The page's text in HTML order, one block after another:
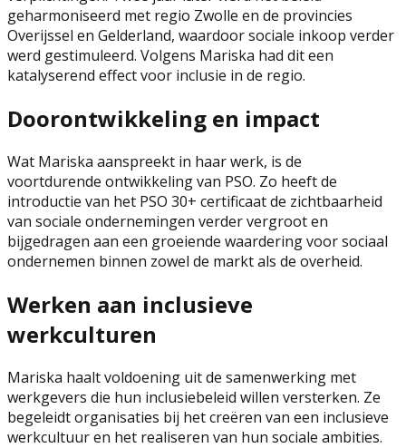
geharmoniseerd met regio Zwolle en de provincies
Overijssel en Gelderland, waardoor sociale inkoop verder
werd gestimuleerd. Volgens Mariska had dit een
katalyserend effect voor inclusie in de regio.
Doorontwikkeling en impact
Wat Mariska aanspreekt in haar werk, is de
voortdurende ontwikkeling van PSO. Zo heeft de
introductie van het PSO 30+ certificaat de zichtbaarheid
van sociale ondernemingen verder vergroot en
bijgedragen aan een groeiende waardering voor sociaal
ondernemen binnen zowel de markt als de overheid.
Werken aan inclusieve
werkculturen
Mariska haalt voldoening uit de samenwerking met
werkgevers die hun inclusiebeleid willen versterken. Ze
begeleidt organisaties bij het creëren van een inclusieve
werkcultuur en het realiseren van hun sociale ambities.